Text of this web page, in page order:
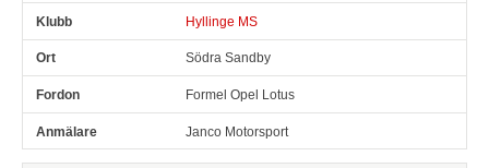
Hyllinge MS
Södra Sandby
Formel Opel Lotus
Janco Motorsport